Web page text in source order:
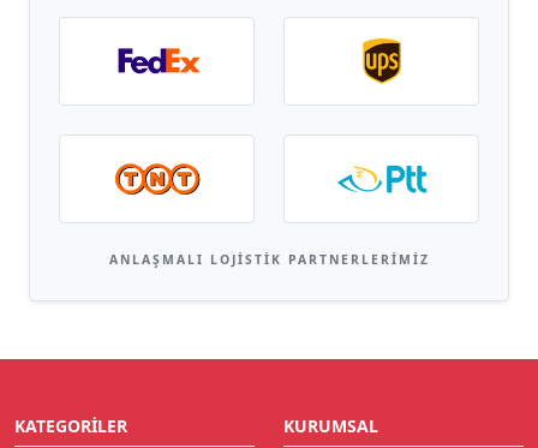
ANLAŞMALI LOJISTIK PARTNERLERIMIZ
KATEGORILER KURUMSAL